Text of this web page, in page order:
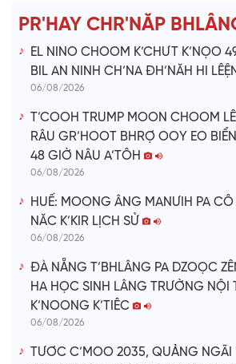
e
o
PR'HAY CHR'NĂP
EL NINO CHOOM K’CHƯT K’NỌO
BIL AN NINH CH’NA ĐH’NĂH HI
06/08/2026
T’COOH TRUMP MOON CHOOM
RÂU GR’HOOT BHRỢ OOY EO
48 GIỜ NÂU A’TÔH
06/08/2026
HUẾ: MOONG ÂNG MANƯIH PA CÔ
NĂC K’KIR LỊCH SỬ
06/08/2026
ĐÀ NẴNG T’BHLÂNG PA DZOỌC
HA HỌC SINH LÂNG TRƯỜNG NỘI
K’NOONG K’TIÊC
06/08/2026
TƯƠC C’MOO 2035, QUẢNG NGÃI